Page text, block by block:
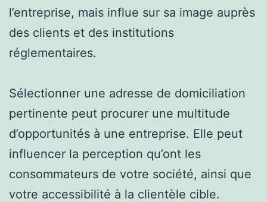
l’entreprise, mais influe sur sa image auprès
des clients et des institutions
réglementaires.
Sélectionner une adresse de domiciliation
pertinente peut procurer une multitude
d’opportunités à une entreprise. Elle peut
influencer la perception qu’ont les
consommateurs de votre société, ainsi que
votre accessibilité à la clientèle cible.